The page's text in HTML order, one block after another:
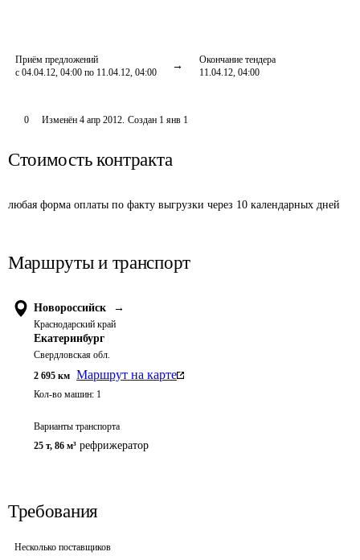
Приём предложений
с 04.04.12, 04:00 по 11.04.12, 04:00
Окончание тендера
11.04.12, 04:00
0 Изменён 4 апр 2012. Создан 1 янв 1
Стоимость контракта
любая форма оплаты по факту выгрузки через 10 календарных дней
Маршруты и транспорт
Новороссийск →
Краснодарский край
Екатеринбург
Свердловская обл.
2 695 км Маршрут на карте
Кол-во машин: 1
Варианты транспорта
25 т, 86 м³ рефрижератор
Требования
Несколько поставщиков